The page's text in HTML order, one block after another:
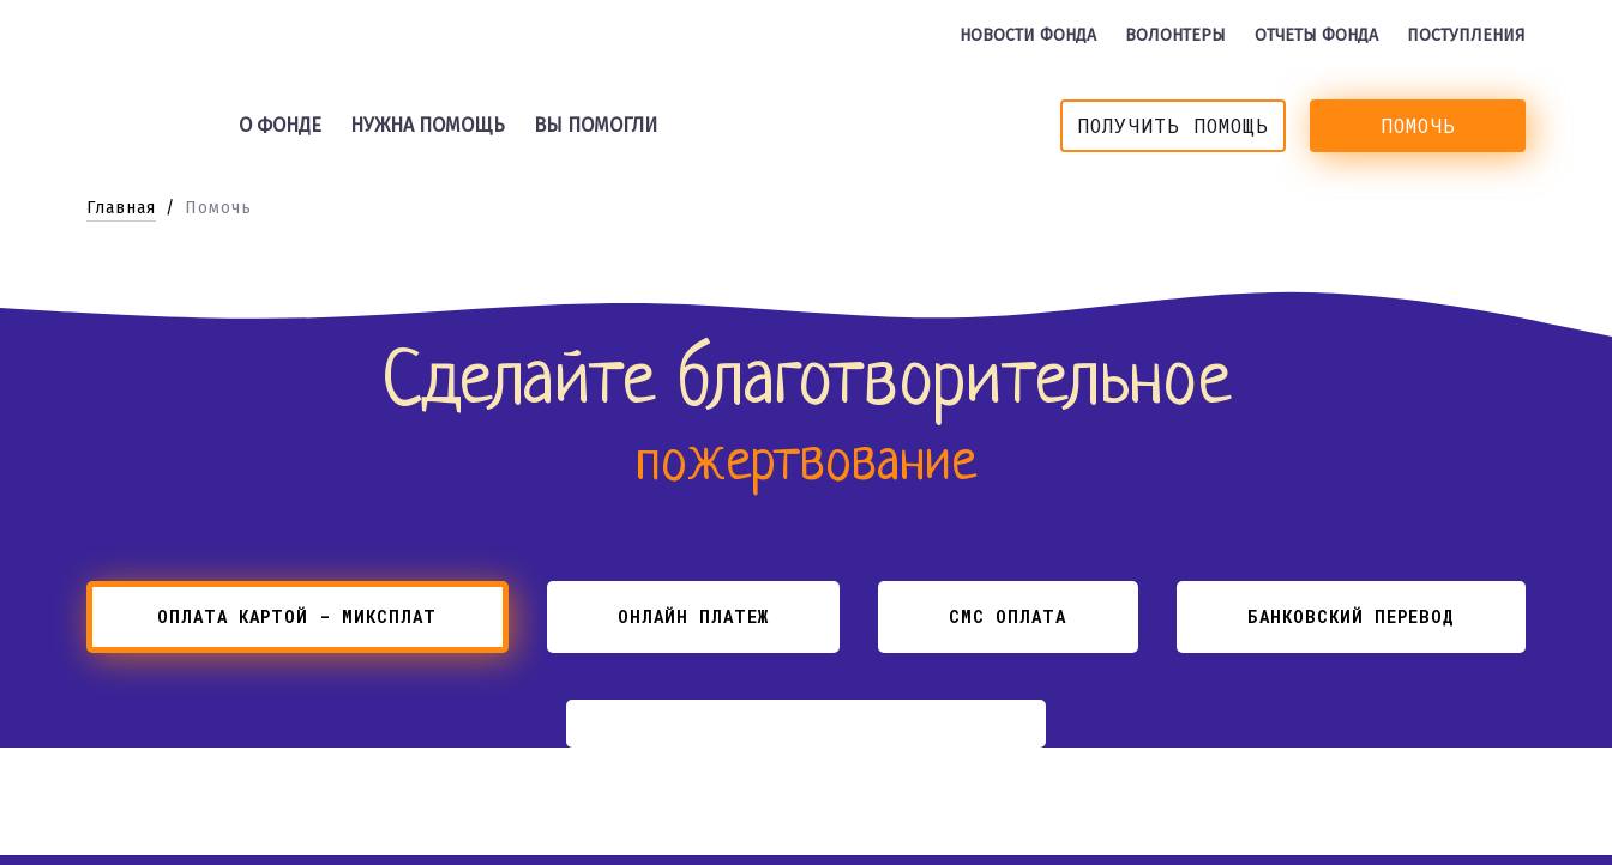
НОВОСТИ ФОНДА ВОЛОНТЕРЫ ОТЧЕТЫ ФОНДА ПОСТУПЛЕНИЯ
О ФОНДЕ НУЖНА ПОМОЩЬ ВЫ ПОМОГЛИ ПОЛУЧИТЬ ПОМОЩЬ ПОМОЧЬ
Главная Помочь
Сделайте благотворительное
пожертвование
ОПЛАТА КАРТОЙ - МИКСПЛАТ ОНЛАЙН ПЛАТЕЖ СМС ОПЛАТА БАНКОВСКИЙ ПЕРЕВОД